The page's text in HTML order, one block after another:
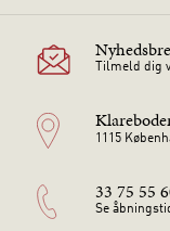
Tilmeld dig
1115
33 75 55
Se